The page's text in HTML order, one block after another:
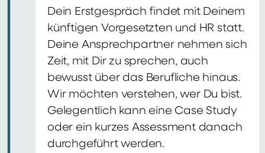
Dein Erstgespräch findet mit Deinem
künftigen Vorgesetzten und HR statt.
Deine Ansprechpartner nehmen sich
Zeit, mit Dir zu sprechen, auch
bewusst über das Berufliche hinaus.
Wir möchten verstehen, wer Du bist.
Gelegentlich kann eine Case Study
oder ein kurzes Assessment danach
durchgeführt werden.